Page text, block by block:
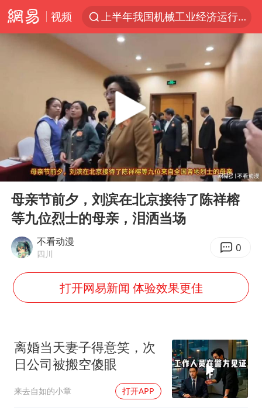
视频
上半年我国机械工业经济运行稳中有进
A股三大股指收涨
“立秋的第一杯奶茶”又爆单了
河南撤回“领导带薪错峰休假”通知
直击泰国校园6死枪击案现场
四川宜宾市高县发生4.9级地震
国防部：坚决反制任何闹海挑衅图谋
台湾海峡南口北上船舶实施交通管制
方程豹钛9新车申报
向鹏0-3不敌张本智和
河南某医院2.33亿工程串标案细节披露
今日立秋你咬秋了吗
东方之约 相约未来
Play
00:00 01:43
母亲节前夕，刘滨在北京接待了陈祥榕
等九位烈士的母亲，泪洒当场
不看动漫
四川 0
打开网易新闻 体验效果更佳
离婚当天妻子得意笑，次
日公司被搬空傻眼
来去自如的小章 打开APP